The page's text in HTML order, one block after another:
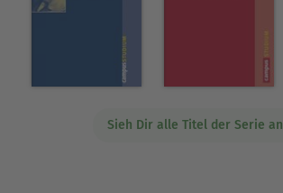
Sieh Dir alle Titel der Serie an